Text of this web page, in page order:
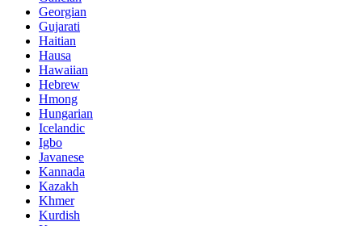
Georgian
Gujarati
Haitian
Hausa
Hawaiian
Hebrew
Hmong
Hungarian
Icelandic
Igbo
Javanese
Kannada
Kazakh
Khmer
Kurdish